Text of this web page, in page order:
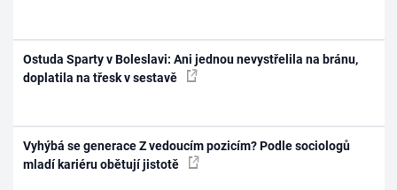
Ostuda Sparty v Boleslavi: Ani jednou nevystřelila na bránu,
doplatila na třesk v sestavě
Vyhýbá se generace Z vedoucím pozicím? Podle sociologů
mladí kariéru obětují jistotě